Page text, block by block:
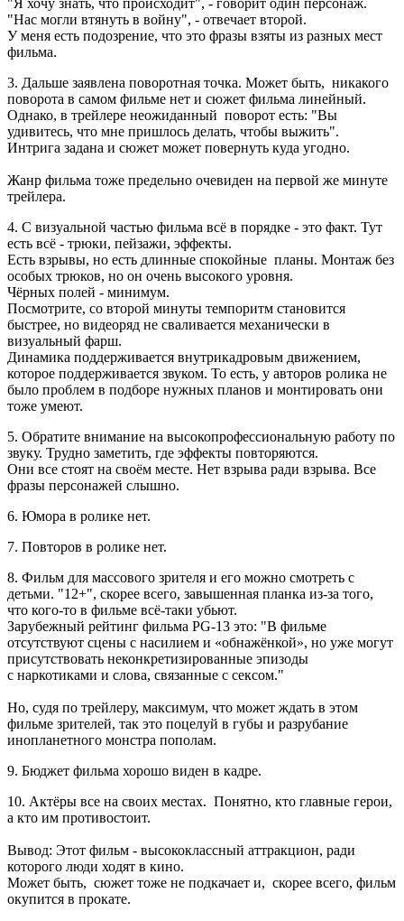
"Я хочу знать, что происходит", - говорит один персонаж.
"Нас могли втянуть в войну", - отвечает второй.
У меня есть подозрение, что это фразы взяты из разных мест
фильма.
3. Дальше заявлена поворотная точка. Может быть, никакого
поворота в самом фильме нет и сюжет фильма линейный.
Однако, в трейлере неожиданный поворот есть: "Вы
удивитесь, что мне пришлось делать, чтобы выжить".
Интрига задана и сюжет может повернуть куда угодно.
Жанр фильма тоже предельно очевиден на первой же минуте
трейлера.
4. С визуальной частью фильма всё в порядке - это факт. Тут
есть всё - трюки, пейзажи, эффекты.
Есть взрывы, но есть длинные спокойные планы. Монтаж без
особых трюков, но он очень высокого уровня.
Чёрных полей - минимум.
Посмотрите, со второй минуты темпоритм становится
быстрее, но видеоряд не сваливается механически в
визуальный фарш.
Динамика поддерживается внутрикадровым движением,
которое поддерживается звуком. То есть, у авторов ролика не
было проблем в подборе нужных планов и монтировать они
тоже умеют.
5. Обратите внимание на высокопрофессиональную работу по
звуку. Трудно заметить, где эффекты повторяются.
Они все стоят на своём месте. Нет взрыва ради взрыва. Все
фразы персонажей слышно.
6. Юмора в ролике нет.
7. Повторов в ролике нет.
8. Фильм для массового зрителя и его можно смотреть с
детьми. "12+", скорее всего, завышенная планка из-за того,
что кого-то в фильме всё-таки убьют.
Зарубежный рейтинг фильма PG-13 это: "В фильме
отсутствуют сцены с насилием и «обнажёнкой», но уже могут
присутствовать неконкретизированные эпизоды
с наркотиками и слова, связанные с сексом."
Но, судя по трейлеру, максимум, что может ждать в этом
фильме зрителей, так это поцелуй в губы и разрубание
инопланетного монстра пополам.
9. Бюджет фильма хорошо виден в кадре.
10. Актёры все на своих местах. Понятно, кто главные герои,
а кто им противостоит.
Вывод: Этот фильм - высококлассный аттракцион, ради
которого люди ходят в кино.
Может быть, сюжет тоже не подкачает и, скорее всего, фильм
окупится в прокате.